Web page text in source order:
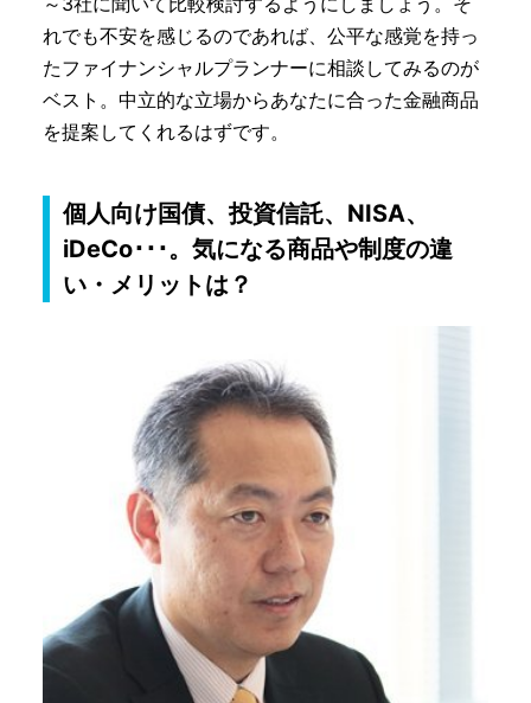
れでも不安を感じるのであれば、公平な感覚を持っ
たファイナンシャルプランナーに相談してみるのが
ベスト。中立的な立場からあなたに合った金融商品
を提案してくれるはずです。
個人向け国債、投資信託、NISA、
iDeCo･･･。気になる商品や制度の違
い・メリットは？